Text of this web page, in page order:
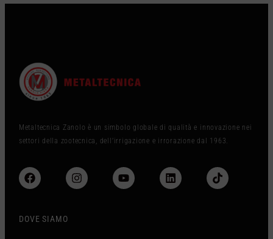
Metaltecnica Zanolo è un simbolo globale di qualità e innovazione nei
settori della zootecnica, dell’irrigazione e irrorazione dal 1963.
DOVE SIAMO